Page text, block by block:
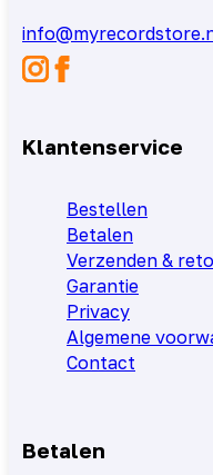
Klantenservice
Bestellen
Betalen
Verzenden &
Garantie
Privacy
Algemene
Contact
Betalen